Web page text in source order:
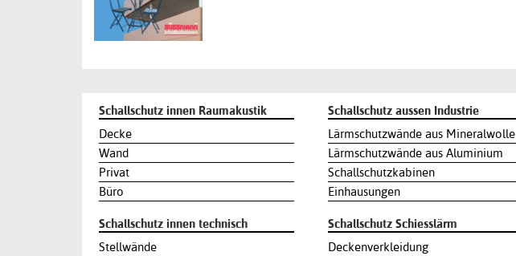
Schallschutz innen Raumakustik
Decke
Wand
Privat
Büro
Schallschutz innen technisch
Stellwände
Schallschutz aussen Industrie
Lärmschutzwände aus Mineralwolle
Lärmschutzwände aus Aluminium
Schallschutzkabinen
Einhausungen
Schallschutz Schiesslärm
Deckenverkleidung